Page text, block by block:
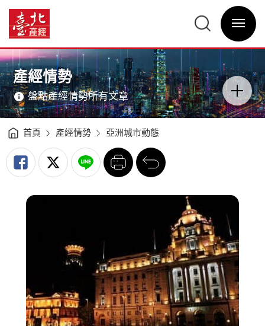
京、
新
加
坡、
香
港、
上
海
（2020Q4）
臺
北
臺
經
訊
網
網
站
主
單
選
單
關
主
意
境
產經情勢
盤點產經情勢所有文章
分
類
開
關
首頁 產經情勢 亞洲城市動態
列
印
回
前
一
頁